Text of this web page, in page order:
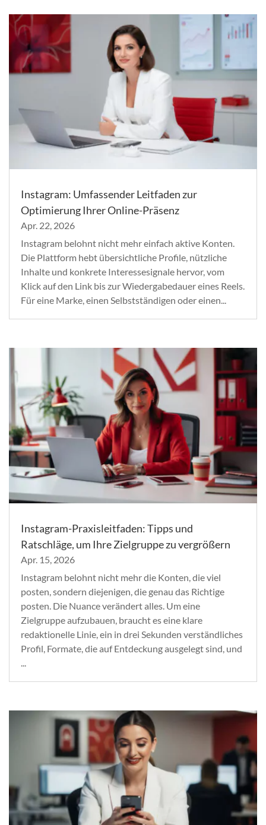
Instagram: Umfassender Leitfaden zur
Optimierung Ihrer Online-Präsenz
Apr. 22, 2026
Instagram belohnt nicht mehr einfach aktive Konten.
Die Plattform hebt übersichtliche Profile, nützliche
Inhalte und konkrete Interessesignale hervor, vom
Klick auf den Link bis zur Wiedergabedauer eines Reels.
Für eine Marke, einen Selbstständigen oder einen...
Instagram-Praxisleitfaden: Tipps und
Ratschläge, um Ihre Zielgruppe zu vergrößern
Apr. 15, 2026
Instagram belohnt nicht mehr die Konten, die viel
posten, sondern diejenigen, die genau das Richtige
posten. Die Nuance verändert alles. Um eine
Zielgruppe aufzubauen, braucht es eine klare
redaktionelle Linie, ein in drei Sekunden verständliches
Profil, Formate, die auf Entdeckung ausgelegt sind, und